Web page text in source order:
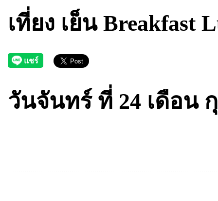
เที่ยง เย็น Breakfast
วันจันทร์ ที่ 24 เดือน